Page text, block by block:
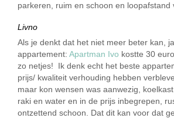
parkeren, ruim en schoon en loopafstand
Livno
Als je denkt dat het niet meer beter kan,
appartement: Apartman Ivo kostte 30
zo netjes! Ik denk echt het beste
prijs/ kwaliteit verhouding hebben
maar kon wensen was aanwezig,
raki en water en in de prijs inbegrepen,
ontzettend schoon. Dat dit kan voor dat